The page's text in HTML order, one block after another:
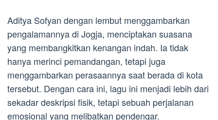
Aditya Sofyan dengan lembut menggambarkan
pengalamannya di Jogja, menciptakan suasana
yang membangkitkan kenangan indah. Ia tidak
hanya merinci pemandangan, tetapi juga
menggambarkan perasaannya saat berada di kota
tersebut. Dengan cara ini, lagu ini menjadi lebih dari
sekadar deskripsi fisik, tetapi sebuah perjalanan
emosional yang melibatkan pendengar.